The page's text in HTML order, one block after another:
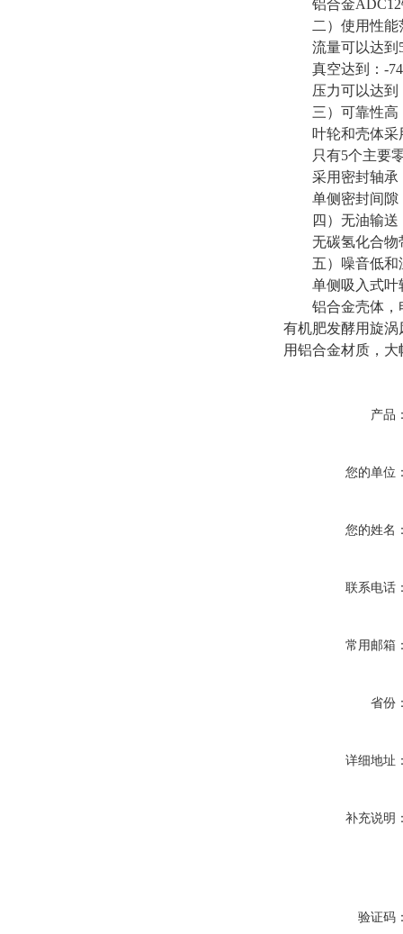
铝合金ADC12
二）使用性能
流量可以达到
真空达到：-
压力可以达到
三）可靠性高
叶轮和壳体采
只有5个主要零
采用密封轴承
单侧密封间隙
四）无油输送
无碳氢化合物
五）噪音低和
单侧吸入式叶
铝合金壳体，
有机肥发酵用旋涡
用铝合金材质，
产品
您的单位
您的姓名
联系电话
常用邮箱
省份
详细地址
补充说明
验证码